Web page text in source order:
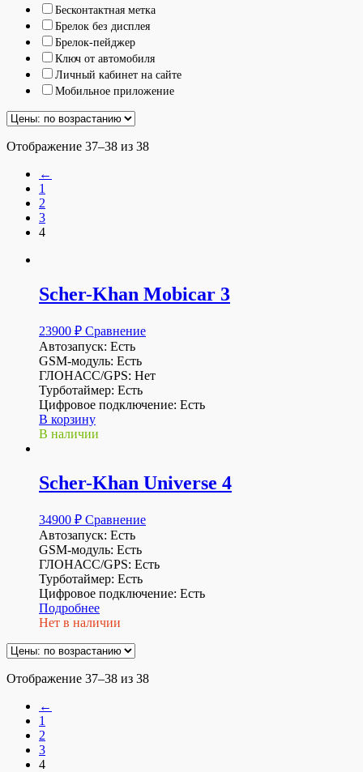
Бесконтактная метка
Брелок без дисплея
Брелок-пейджер
Ключ от автомобиля
Личный кабинет на сайте
Мобильное приложение
Отображение 37–38 из 38
←
1
2
3
4
Scher-Khan Mobicar 3
23900 ₽ Сравнение
Автозапуск: Есть
GSM-модуль: Есть
ГЛОНАСС/GPS: Нет
Турботаймер: Есть
Цифровое подключение: Есть
В корзину
В наличии
Scher-Khan Universe 4
34900 ₽ Сравнение
Автозапуск: Есть
GSM-модуль: Есть
ГЛОНАСС/GPS: Есть
Турботаймер: Есть
Цифровое подключение: Есть
Подробнее
Нет в наличии
Отображение 37–38 из 38
←
1
2
3
4